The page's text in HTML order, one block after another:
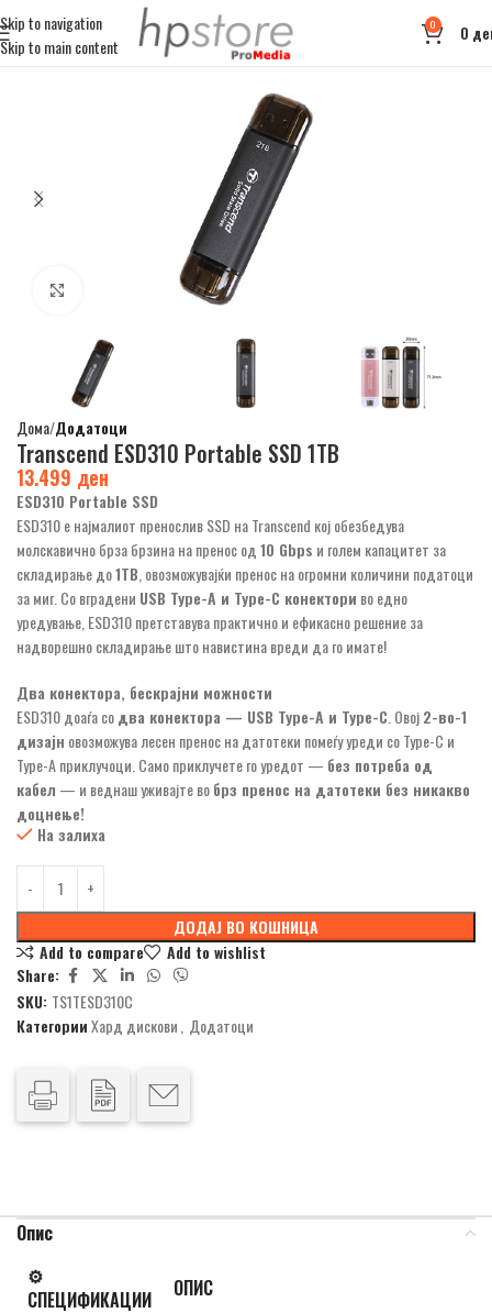
Skip to navigation
Skip to main content
0 0
Дома Додатоци
Transcend ESD310 Portable SSD 1TB
13.499 ден
ESD310 Portable SSD
ESD310 е најмалиот пренослив SSD на Transcend кој обезбедува
молскавично брза брзина на пренос од 10 Gbps и голем капацитет за
складирање до1TB , овозможувајќи пренос на огромни количини податоци
за миг. Со вградени USB Type-A и Type-C конектори во едно
уредување, ESD310 претставува практично и ефикасно решение за
надворешно складирање што навистина вреди да го имате!
Два конектора, бескрајни можности
ESD310 доаѓа содва конектора — USB Type-A и Type-C . Овој2-во-1
дизајн овозможува лесен пренос на датотеки помеѓу уреди со Type-C и
Type-A приклучоци. Само приклучете го уредот — без потреба од
кабел — и веднаш уживајте вобрз пренос на датотеки без никакво
доцнење!
На залиха
ДОДАЈ ВО КОШНИЦА
Add to compare
Add to wishlist
Share:
SKU: TS1TESD310C
КатегорииХард дискови Додатоци
Опис
⚙️
СПЕЦИФИКАЦИИ
ОПИС